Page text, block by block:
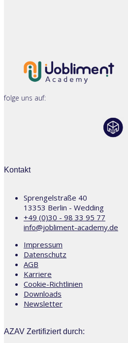
folge uns auf:
Kontakt
Sprengelstraße 40
13353 Berlin - Wedding
+49 (0)30 - 98 33 95 77
info@jobliment-academy.de
Impressum
Datenschutz
AGB
Karriere
Cookie-Richtlinien
Downloads
Newsletter
AZAV Zertifiziert durch: